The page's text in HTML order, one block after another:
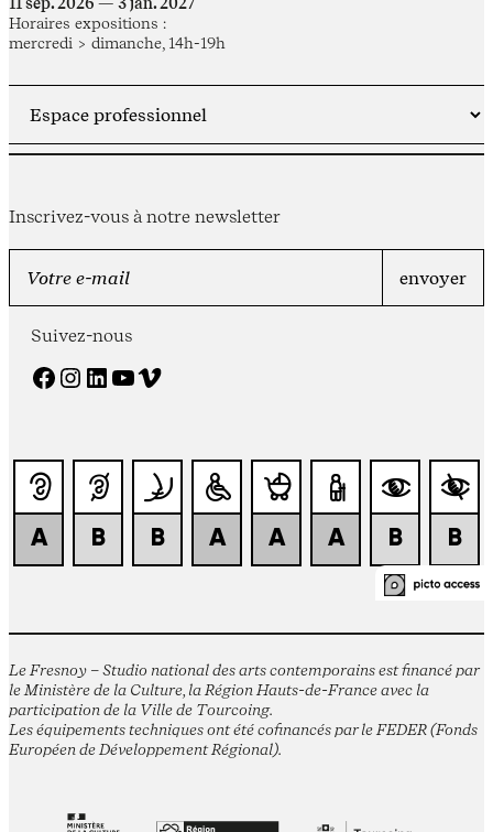
Horaires expositions :
mercredi > dimanche, 14h-19h
Inscrivez-vous à notre newsletter
Suivez-nous
Facebook Instagram LinkedIn YouTube Vimeo
Le Fresnoy – Studio national des arts contemporains est financé par
le Ministère de la Culture, la Région Hauts-de-France avec la
participation de la Ville de Tourcoing.
Les équipements techniques ont été cofinancés par le FEDER (Fonds
Européen de Développement Régional).